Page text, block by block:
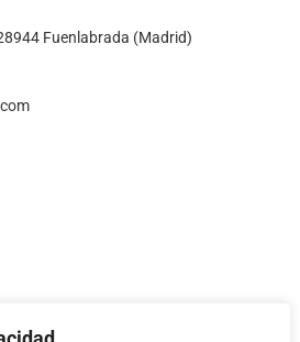
Fuenlabrada (Madrid)